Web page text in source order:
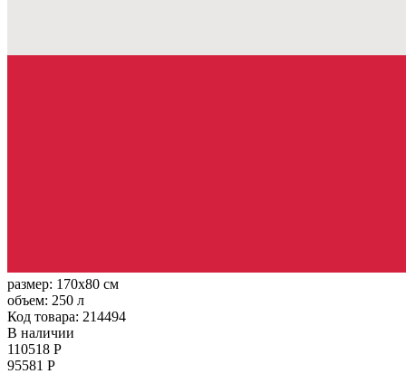
размер: 170x80 см
объем: 250 л
Код товара: 214494
В наличии
110518 Р
95581 Р